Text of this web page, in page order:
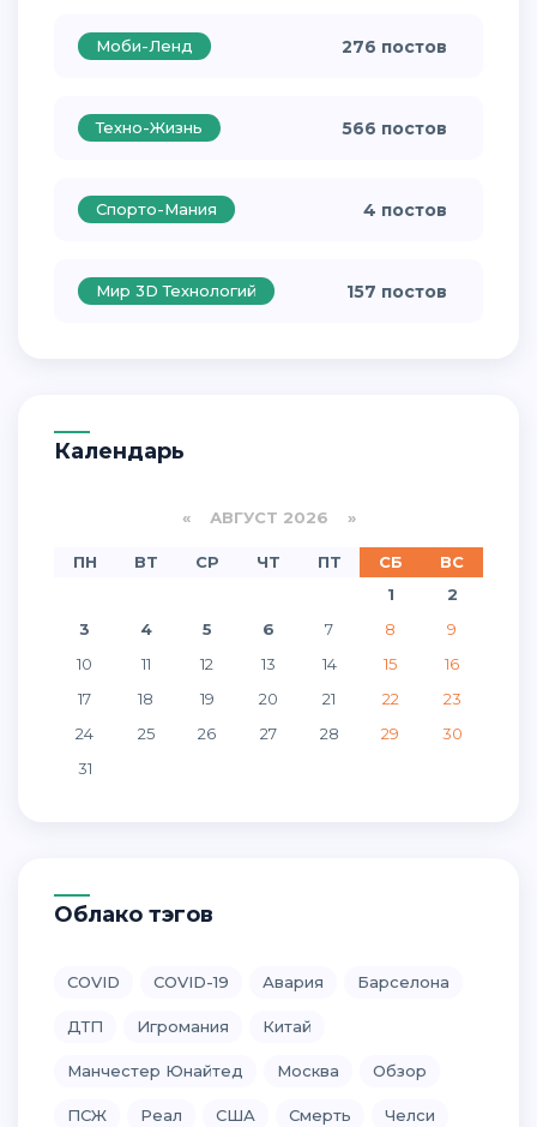
Моби-Ленд 276 постов
Техно-Жизнь 566 постов
Спорто-Мания 4 постов
Мир 3D Технологий 157 постов
Календарь
«АВГУСТ 2026 »
ПН ВТ СР ЧТ ПТ СБ
ВС
1
2
3
4 5 6 7 8
9
10
11 12 13 14 15
16
17
18 19 20 21 22
23
24
25 26 27 28 29
30
31
Облако тэгов
COVID COVID-19 Авария Барселона
ДТП Игромания Китай
Манчестер Юнайтед Москва Обзор
ПСЖ Реал США Смерть Челси